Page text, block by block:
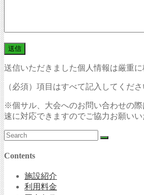
送信いただきました個人情報は厳重
（必須）項目はすべて記入してくださ
※個サル、大会へのお問い合わせの
速に対応できますのでご協力お願いい
Contents
施設紹介
利用料金